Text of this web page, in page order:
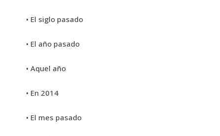
• El siglo pasado
• El año pasado
• Aquel año
• En 2014
• El mes pasado